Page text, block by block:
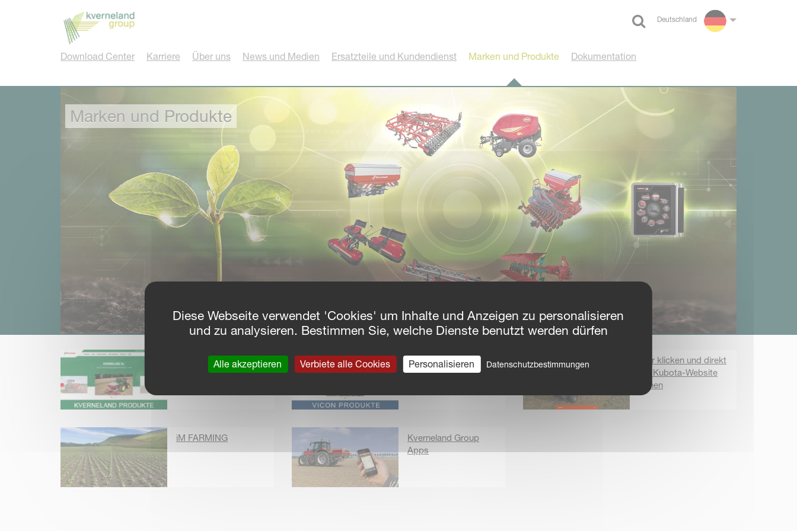
Deutschland
Select language
Download Center Karriere Über uns News und Medien Ersatzteile und Kundendienst Marken und Produkte Dokumentation
Marken und Produkte
Kverneland
Anbaugeräte
Vicon Anbaugeräte
Hier klicken und direkt
zur Kubota-Website
gehen
iM FARMING
Kverneland Group
Apps
Diese Webseite verwendet 'Cookies' um Inhalte und Anzeigen zu personalisieren
und zu analysieren. Bestimmen Sie, welche Dienste benutzt werden dürfen
Alle akzeptieren Verbiete alle Cookies Personalisieren Datenschutzbestimmungen